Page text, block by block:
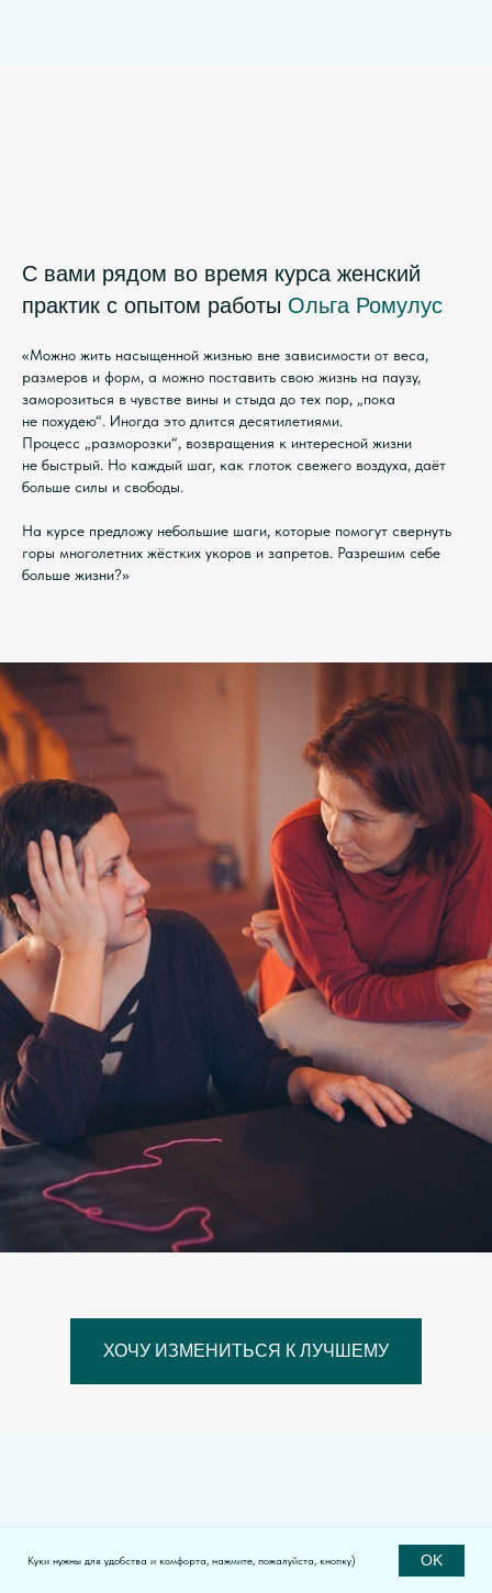
С вами рядом во время курса женский
практик с опытом работы Ольга Ромулус
«Можно жить насыщенной жизнью вне зависимости от веса,
размеров и форм, а можно поставить свою жизнь на паузу,
заморозиться в чувстве вины и стыда до тех пор, „пока
не похудею“. Иногда это длится десятилетиями.
Процесс „разморозки“, возвращения к интересной жизни
не быстрый. Но каждый шаг, как глоток свежего воздуха, даёт
больше силы и свободы.
На курсе предложу небольшие шаги, которые помогут свернуть
горы многолетних жёстких укоров и запретов. Разрешим себе
больше жизни?»
ХОЧУ ИЗМЕНИТЬСЯ К ЛУЧШЕМУ
Куки нужны для удобства и комфорта, нажмите, пожалуйста, кнопку) OK